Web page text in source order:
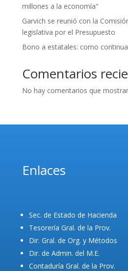
millones a la economía"
Garvich se reunió con la
legislativa por el Presupuesto
Bono a estatales: como
Comentarios
No hay comentarios que
Enlaces
Sec. de Estado de Hacienda
Tesorería Gral. de la Prov.
Dir. Gral. de Org. y Métodos
Dir. de Admin. del M.E.
Contaduría Gral. de la Prov.